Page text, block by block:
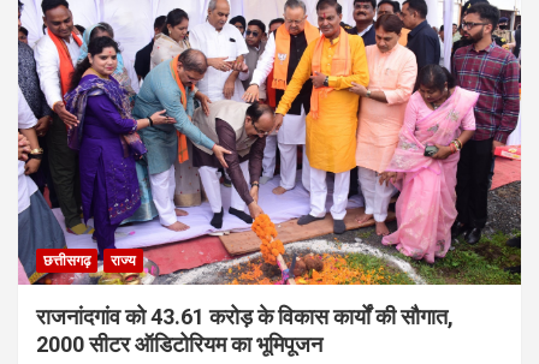
छत्तीसगढ़ राज्य
राजनांदगांव को 43.61 करोड़ के विकास कार्यों की सौगात,
2000 सीटर ऑडिटोरियम का भूमिपूजन